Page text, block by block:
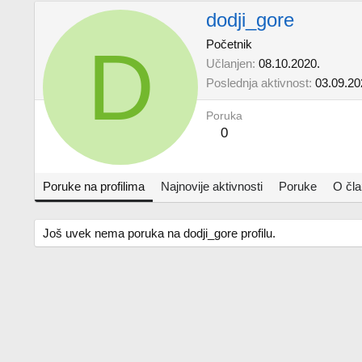
D
dodji_gore
Početnik
Učlanjen 08.10.2020.
Poslednja aktivnost
Poruka
0
Poruke na profilima Najnovije aktivnosti Poruke O
Još uvek nema poruka na dodji_gore profilu.